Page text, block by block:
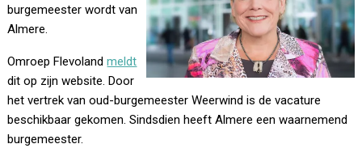
burgemeester wordt van
Almere.
Omroep Flevolandmeldt
dit op zijn website. Door
het vertrek van oud-burgemeester Weerwind is de vacature
beschikbaar gekomen. Sindsdien heeft Almere een waarnemend
burgemeester.